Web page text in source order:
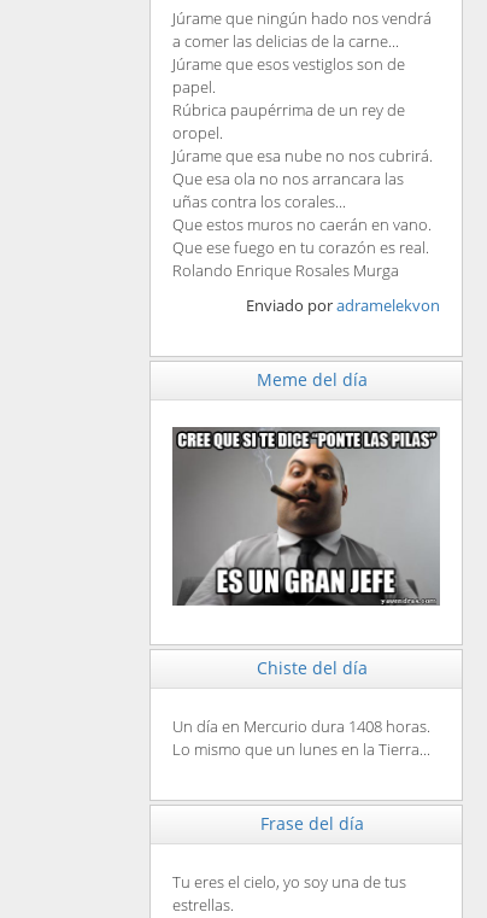
Júrame que ningún hado nos vendrá
a comer las delicias de la carne...
Júrame que esos vestiglos son de
papel.
Rúbrica paupérrima de un rey de
oropel.
Júrame que esa nube no nos cubrirá.
Que esa ola no nos arrancara las
uñas contra los corales...
Que estos muros no caerán en vano.
Que ese fuego en tu corazón es real.
Rolando Enrique Rosales Murga
Enviado poradramelekvon
Meme del día
Chiste del día
Un día en Mercurio dura 1408 horas.
Lo mismo que un lunes en la Tierra...
Frase del día
Tu eres el cielo, yo soy una de tus
estrellas.